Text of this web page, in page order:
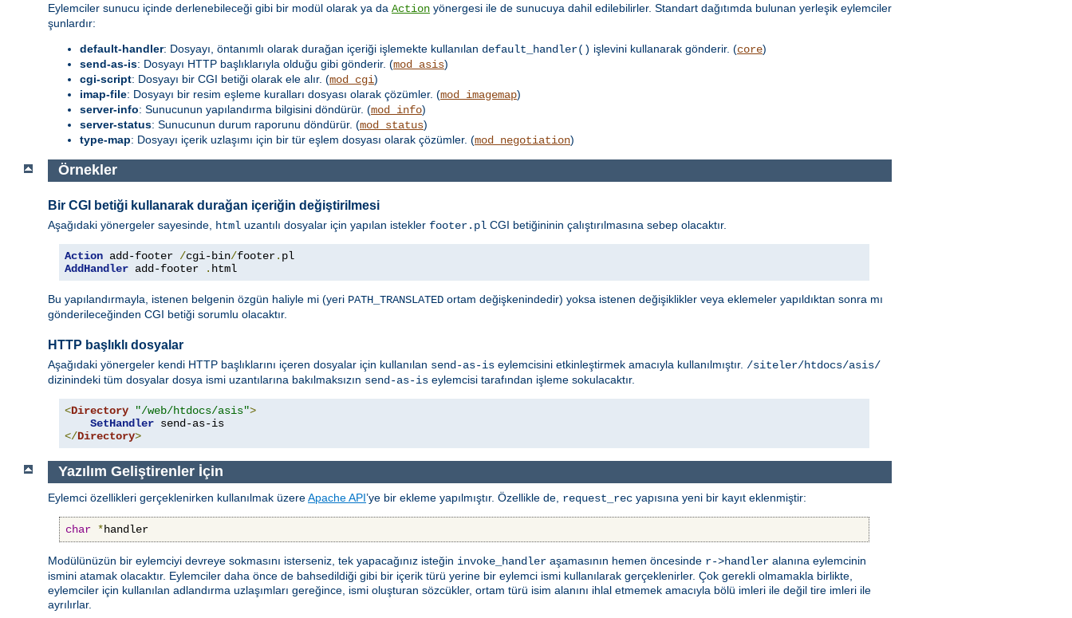
Eylemciler sunucu içinde derlenebileceği gibi bir modül olarak ya da Action yönergesi ile de sunucuya dahil edilebilirler. Standart dağıtımda bulunan yerleşik eylemciler
şunlardır:
default-handler: Dosyayı, öntanımlı olarak durağan içeriği işlemekte kullanılan default_handler() işlevini kullanarak gönderir. (core)
send-as-is: Dosyayı HTTP başlıklarıyla olduğu gibi gönderir. (mod_asis)
cgi-script: Dosyayı bir CGI betiği olarak ele alır. (mod_cgi)
imap-file: Dosyayı bir resim eşleme kuralları dosyası olarak çözümler. (mod_imagemap)
server-info: Sunucunun yapılandırma bilgisini döndürür. (mod_info)
server-status: Sunucunun durum raporunu döndürür. (mod_status)
type-map: Dosyayı içerik uzlaşımı için bir tür eşlem dosyası olarak çözümler. (mod_negotiation)
Örnekler
Bir CGI betiği kullanarak durağan içeriğin değiştirilmesi
Aşağıdaki yönergeler sayesinde, html uzantılı dosyalar için yapılan istekler footer.pl CGI betiğininin çalıştırılmasına sebep olacaktır.
Action add-footer /cgi-bin/footer.
AddHandler add-footer . html
Bu yapılandırmayla, istenen belgenin özgün haliyle mi (yeri PATH_TRANSLATED ortam değişkenindedir) yoksa istenen değişiklikler veya eklemeler yapıldıktan sonra mı
gönderileceğinden CGI betiği sorumlu olacaktır.
HTTP başlıklı dosyalar
Aşağıdaki yönergeler kendi HTTP başlıklarını içeren dosyalar için kullanılan send-as-is eylemcisini etkinleştirmek amacıyla kullanılmıştır. /siteler/htdocs/asis/
dizinindeki tüm dosyalar dosya ismi uzantılarına bakılmaksızın send-as-is eylemcisi tarafından işleme sokulacaktır.
<Directory "/web/htdocs/asis">
SetHandler
</Directory>
Yazılım Geliştirenler İçin
Eylemci özellikleri gerçeklenirken kullanılmak üzereApache API’ye bir ekleme yapılmıştır. Özellikle de, request_rec yapısına yeni bir kayıt eklenmiştir:
char *handler
Modülünüzün bir eylemciyi devreye sokmasını isterseniz, tek yapacağınız isteğin invoke_handler aşamasının hemen öncesinde r->handler alanına eylemcinin
ismini atamak olacaktır. Eylemciler daha önce de bahsedildiği gibi bir içerik türü yerine bir eylemci ismi kullanılarak gerçeklenirler. Çok gerekli olmamakla birlikte,
eylemciler için kullanılan adlandırma uzlaşımları gereğince, ismi oluşturan sözcükler, ortam türü isim alanını ihlal etmemek amacıyla bölü imleri ile değil tire imleri ile
ayrılırlar.